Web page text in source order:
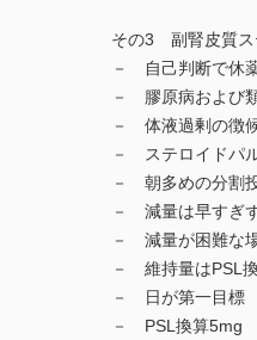
その3 副腎皮質ス
－ 自己判断で休
－ 膠原病および
－ 体液過剰の徴
－ ステロイドパ
－ 朝多めの分割
－ 減量は早すぎ
－ 減量が困難な
－ 維持量はPSL
－ 日が第一目標
－ PSL換算5mg